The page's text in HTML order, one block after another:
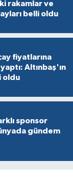
rakamlar ve
belli oldu
fiyatlarına
Altınbaş'ın
oldu
sponsor
gündem